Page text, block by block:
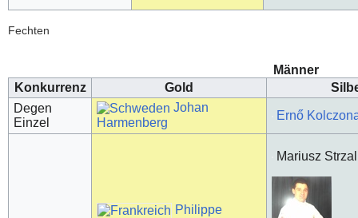
Fechten
Männer
Konkurrenz
Gold
Degen
Einzel
Johan
Harmenberg
Ernő
Philippe
Mariusz